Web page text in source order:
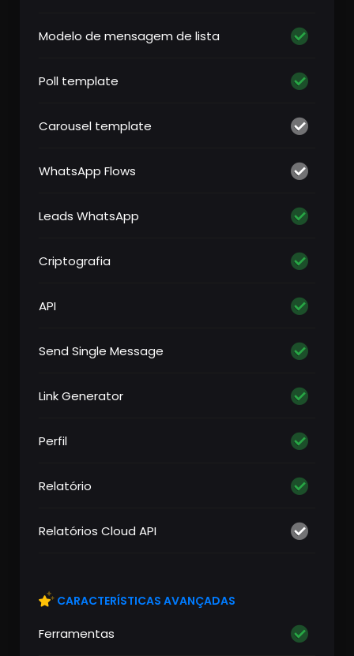
Modelo de mensagem de lista
Poll template
Carousel template
WhatsApp Flows
Leads WhatsApp
Criptografia
API
Send Single Message
Link Generator
Perfil
Relatório
Relatórios Cloud API
CARACTERÍSTICAS AVANÇADAS
Ferramentas